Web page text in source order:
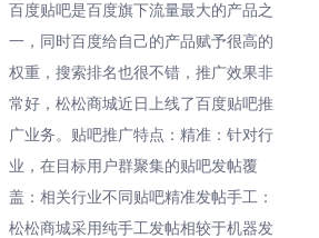
百度贴吧是百度旗下流量最大的产品之
一，同时百度给自己的产品赋予很高的
权重，搜索排名也很不错，推广效果非
常好，松松商城近日上线了百度贴吧推
广业务。贴吧推广特点：精准：针对行
业，在目标用户群聚集的贴吧发帖覆
盖：相关行业不同贴吧精准发帖手工：
松松商城采用纯手工发帖相较于机器发